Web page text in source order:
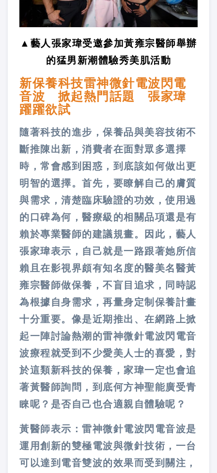
▲藝人張家瑋受邀參加黃雍宗醫師舉辦
的猛男新潮體驗秀美肌活動
新保養科技雷神微針電波閃電
音波 掀起熱門話題 張家瑋
躍躍欲試
隨著科技的進步，保養品與美容技術不
斷推陳出新，消費者在面對眾多選擇
時，常會感到困惑，到底該如何做出更
明智的選擇。首先，要瞭解自己的膚質
與需求，清楚臨床驗證的功效，使用過
的口碑為何，醫療級的相關品項還是有
賴於專業醫師的建議規畫。因此，藝人
張家瑋表示，自己就是一路跟著她所信
賴且在影視界頗有知名度的醫美名醫黃
雍宗醫師做保養，不盲目追求，同時認
為根據自身需求，再量身定制保養計畫
十分重要。像是近期推出、在網路上掀
起一陣討論熱潮的雷神微針電波閃電音
波療程就受到不少愛美人士的喜愛，對
於這類新科技的保養，家瑋一定也會追
著黃醫師詢問，到底何方神聖能廣受青
睞呢？是否自己也合適親自體驗呢？
黃醫師表示：雷神微針電波閃電音波是
運用創新的雙極電波與微針技術，一台
可以達到電音雙波的效果而受到關注，